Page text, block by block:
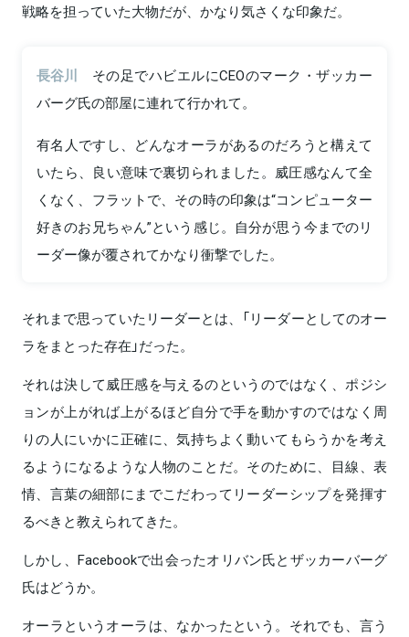
戦略を担っていた大物だが、かなり気さくな印象だ。
長谷川
その足でハビエルにCEOのマーク・ザッカー
バーグ氏の部屋に連れて行かれて。
有名人ですし、どんなオーラがあるのだろうと構えて
いたら、良い意味で裏切られました。威圧感なんて全
くなく、フラットで、その時の印象は“コンピューター
好きのお兄ちゃん”という感じ。自分が思う今までのリ
ーダー像が覆されてかなり衝撃でした。
それまで思っていたリーダーとは、「リーダーとしてのオー
ラをまとった存在」だった。
それは決して威圧感を与えるのというのではなく、ポジシ
ョンが上がれば上がるほど自分で手を動かすのではなく周
りの人にいかに正確に、気持ちよく動いてもらうかを考え
るようになるような人物のことだ。そのために、目線、表
情、言葉の細部にまでこだわってリーダーシップを発揮す
るべきと教えられてきた。
しかし、Facebookで出会ったオリバン氏とザッカーバーグ
氏はどうか。
オーラというオーラは、なかったという。それでも、言う